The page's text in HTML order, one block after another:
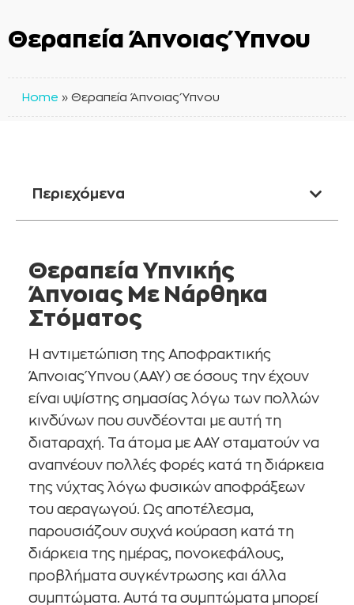
Θεραπεία Άπνοιας Ύπνου
Home »Θεραπεία Άπνοιας Ύπνου
Περιεχόμενα
Θεραπεία Υπνικής
Άπνοιας Με Νάρθηκα
Στόματος
Η αντιμετώπιση της Αποφρακτικής
Άπνοιας Ύπνου (ΑΑΥ) σε όσους την έχουν
είναι υψίστης σημασίας λόγω των πολλών
κινδύνων που συνδέονται με αυτή τη
διαταραχή. Τα άτομα με ΑΑΥ σταματούν να
αναπνέουν πολλές φορές κατά τη διάρκεια
της νύχτας λόγω φυσικών αποφράξεων
του αεραγωγού. Ως αποτέλεσμα,
παρουσιάζουν συχνά κούραση κατά τη
διάρκεια της ημέρας, πονοκεφάλους,
προβλήματα συγκέντρωσης και άλλα
συμπτώματα. Αυτά τα συμπτώματα μπορεί